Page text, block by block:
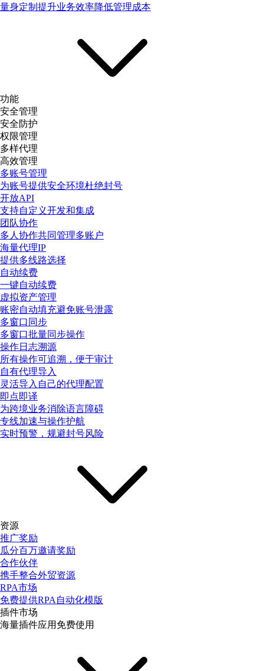
量身定制提升业务效率降低管理成本
功能
安全管理
安全防护
权限管理
多样代理
高效管理
多账号管理
为账号提供安全环境杜绝封号
开放API
支持自定义开发和集成
团队协作
多人协作共同管理多账户
海量代理IP
提供多线路选择
自动续费
一键自动续费
虚拟资产管理
账密自动填充避免账号泄露
多窗口同步
多窗口批量同步操作
操作日志溯源
所有操作可追溯，便于审计
自有代理导入
灵活导入自己的代理配置
即点即译
为跨境业务消除语言障碍
专线加速与操作护航
实时预警，规避封号风险
资源
推广奖励
瓜分百万邀请奖励
合作伙伴
携手整合外贸资源
RPA市场
免费提供RPA自动化模版
插件市场
海量插件应用免费使用